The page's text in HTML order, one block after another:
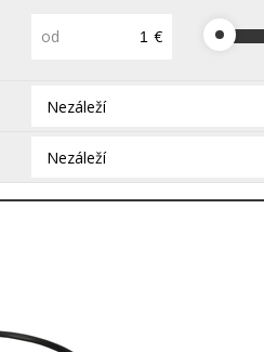
od €
Nezáleží
Nezáleží